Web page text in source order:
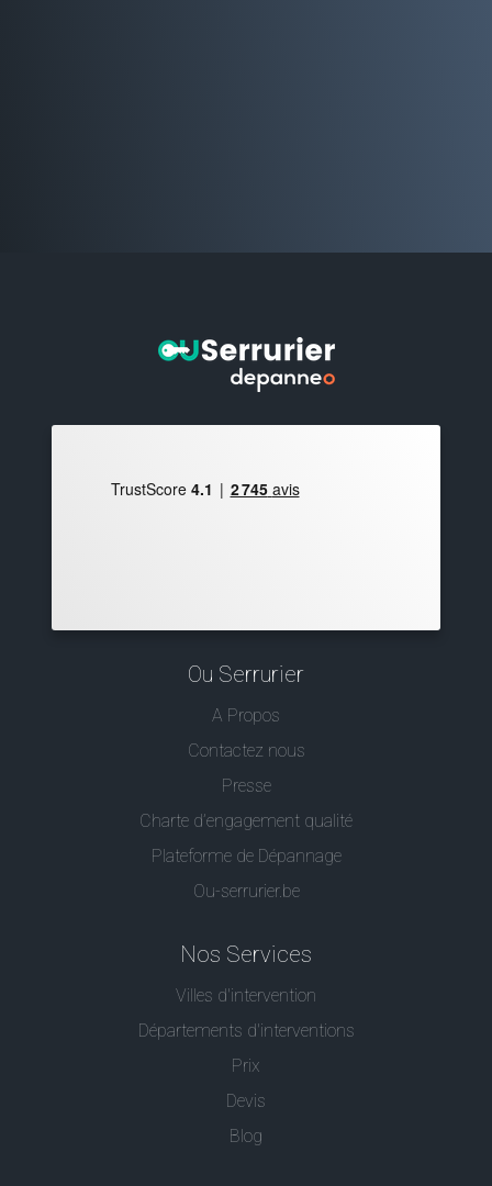
Ou Serrurier
A Propos
Contactez nous
Presse
Charte d’engagement qualité
Plateforme de Dépannage
Ou-serrurier.be
Nos Services
Villes d'intervention
Départements d'interventions
Prix
Devis
Blog